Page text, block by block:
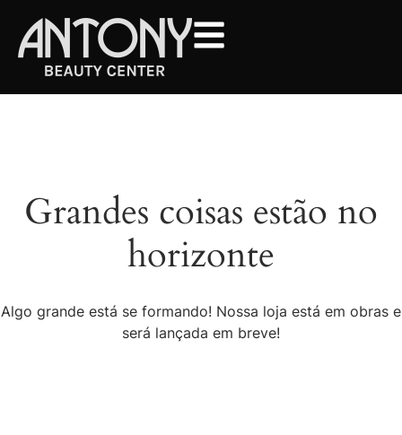
Grandes coisas estão no
horizonte
Algo grande está se formando! Nossa loja está em obras e
será lançada em breve!